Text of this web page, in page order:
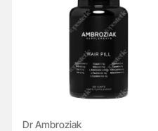
Dr Ambroziak